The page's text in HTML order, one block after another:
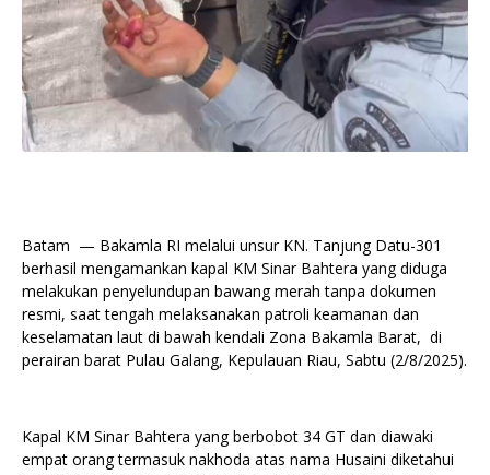
Batam — Bakamla RI melalui unsur KN. Tanjung Datu-301
berhasil mengamankan kapal KM Sinar Bahtera yang diduga
melakukan penyelundupan bawang merah tanpa dokumen
resmi, saat tengah melaksanakan patroli keamanan dan
keselamatan laut di bawah kendali Zona Bakamla Barat, di
perairan barat Pulau Galang, Kepulauan Riau, Sabtu (2/8/2025).
Kapal KM Sinar Bahtera yang berbobot 34 GT dan diawaki
empat orang termasuk nakhoda atas nama Husaini diketahui